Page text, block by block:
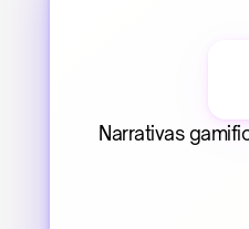
Narrativas